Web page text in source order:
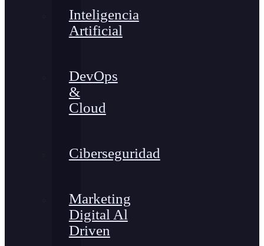
Inteligencia
Artificial
DevOps
&
Cloud
Ciberseguridad
Marketing
Digital Al
Driven